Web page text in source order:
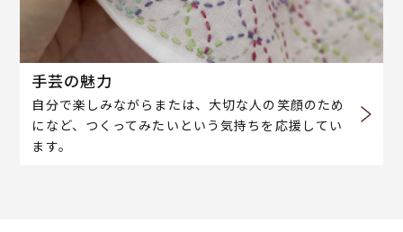
手芸の魅力
自分で楽しみながらまたは、大切な人の笑顔のため
になど、つくってみたいという気持ちを応援してい
ます。